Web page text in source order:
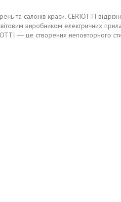
салонів краси. CERIOTTI
виробником електричних
― це створення неповторного